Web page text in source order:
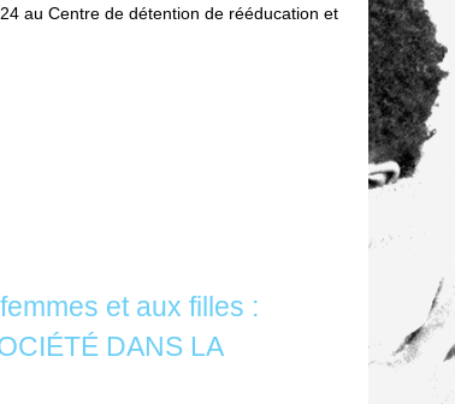
au Centre de détention de rééducation et
et aux filles :
DANS LA